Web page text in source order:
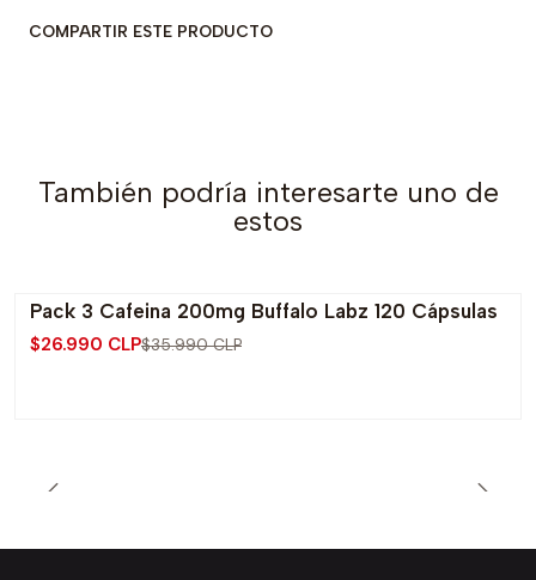
COMPARTIR ESTE PRODUCTO
También podría interesarte uno de
estos
-25% OFF
Pack 3 Cafeina 200mg Buffalo Labz 120 Cápsulas
$26.990 CLP$35.990 CLP